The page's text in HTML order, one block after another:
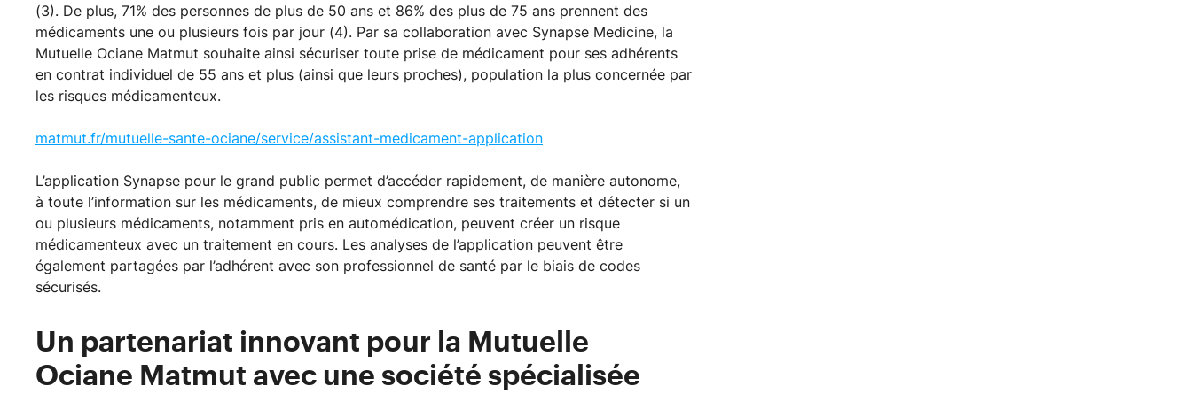
(3). De plus, 71% des personnes de plus de 50 ans et 86% des plus de 75 ans prennent des
médicaments une ou plusieurs fois par jour (4). Par sa collaboration avec Synapse Medicine, la
Mutuelle Ociane Matmut souhaite ainsi sécuriser toute prise de médicament pour ses adhérents
en contrat individuel de 55 ans et plus (ainsi que leurs proches), population la plus concernée par
les risques médicamenteux.
matmut.fr/mutuelle-sante-ociane/service/assistant-medicament-application
L’application Synapse pour le grand public permet d’accéder rapidement, de manière autonome,
à toute l’information sur les médicaments, de mieux comprendre ses traitements et détecter si un
ou plusieurs médicaments, notamment pris en automédication, peuvent créer un risque
médicamenteux avec un traitement en cours. Les analyses de l’application peuvent être
également partagées par l’adhérent avec son professionnel de santé par le biais de codes
sécurisés.
Un partenariat innovant pour la Mutuelle
Ociane Matmut avec une société spécialisée